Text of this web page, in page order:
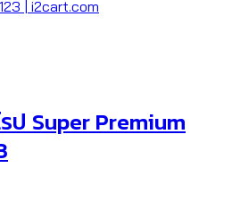
ป Super Premium